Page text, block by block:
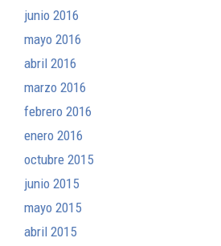
junio 2016
mayo 2016
abril 2016
marzo 2016
febrero 2016
enero 2016
octubre 2015
junio 2015
mayo 2015
abril 2015